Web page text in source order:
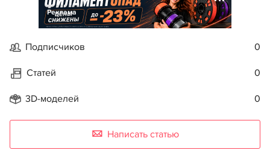
Реклама
Подписчиков 0
Статей 0
3D-моделей 0
Написать статью